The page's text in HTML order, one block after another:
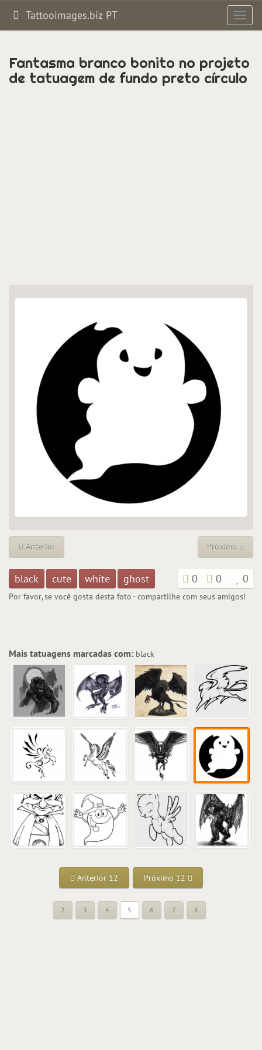
de
Tattooimages.biz PT
Fantasma branco bonito no projeto
de tatuagem de fundo preto círculo
Anterior Próximo
black cute white ghost 0 0 0
Por favor, se você gosta desta foto - compartilhe com seus amigos!
Mais tatuagens marcadas com: black
Anterior 12 Próximo 12
2 3 4 5 6 7 8